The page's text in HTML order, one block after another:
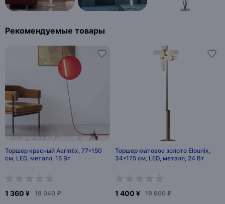
Рекомендуемые товары
Торшер красный Aerintix, 77*150
см, LED, металл, 15 Вт
1 360 ¥ 19 040 ₽
Торшер матовое золото Elounix,
34*175 см, LED, металл, 24 Вт
1 400 ¥ 19 600 ₽